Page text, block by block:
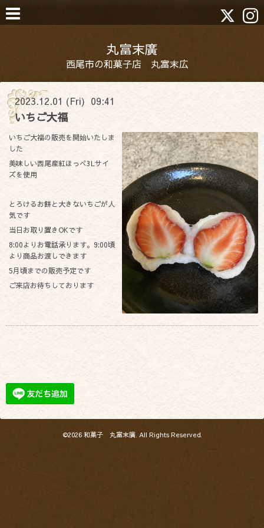
丸富末廣
西尾市の和菓子店 丸富末広
2023.12.01 (Fri) 09:41
いちご大福
いちご大福の販売を開始いたしま
した
美味しい西尾産紅ほっぺ3Lサイ
ズを使用
とろけるお餅と大きないちごが人
気です
当日お取り置きOKです
8:00よりお電話承ります。9:00頃
より商品お渡しできます
5月頃までの販売予定です
ご来店お待ちしております
©2026 和菓子 丸富末廣. All Rights Reserved.